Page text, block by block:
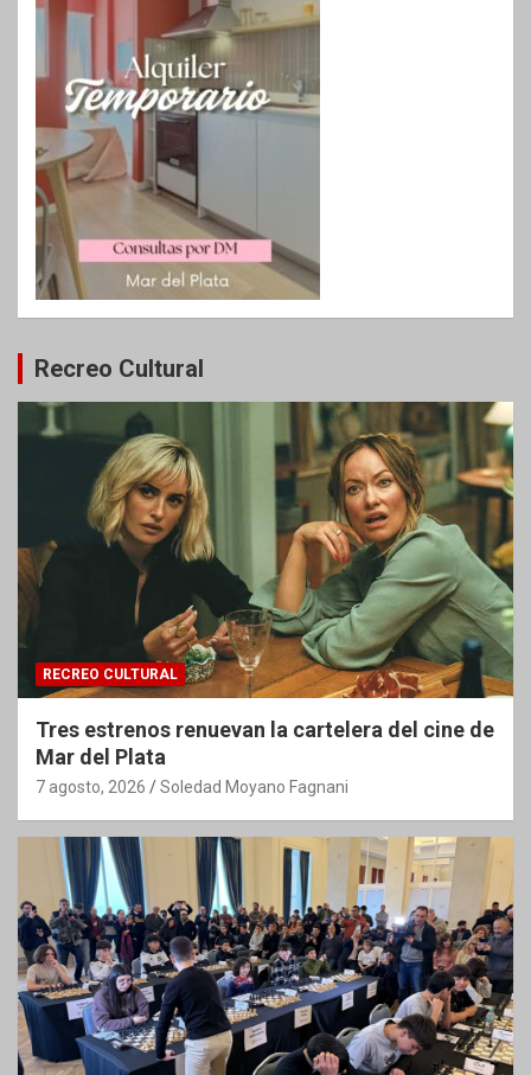
Recreo Cultural
RECREO CULTURAL
Tres estrenos renuevan la cartelera del cine de
Mar del Plata
7 agosto, 2026 Soledad Moyano Fagnani